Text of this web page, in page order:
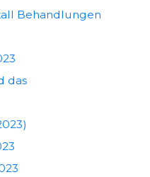
Behandlungen
das